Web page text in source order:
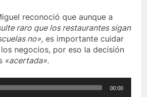
reconoció que aunque a
raro que los restaurantes sigan
no», es importante cuidar
negocios, por eso la decisión
«acertada».
00:00